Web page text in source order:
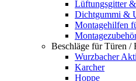
Lüftungsgitter
Dichtgummi &
Montagehilfen
Beschläge für Türen /
Wurzbacher
Karcher
Hoppe